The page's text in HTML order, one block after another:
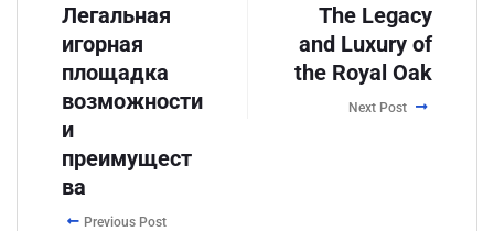
Легальная
игорная
площадка
возможности
и
преимущест
ва
Previous Post
The Legacy
and Luxury of
the Royal Oak
Next Post